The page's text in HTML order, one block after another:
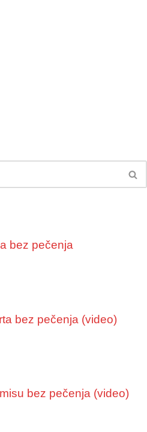
bez pečenja
bez pečenja (video)
bez pečenja (video)